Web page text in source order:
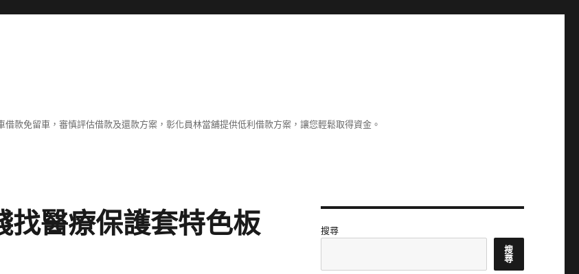
款免留車，審慎評估借款及還款方案，彰化員林當舖提供低利借款方案，讓您輕鬆取得資金。
找醫療保護套特色板
搜尋
搜
尋